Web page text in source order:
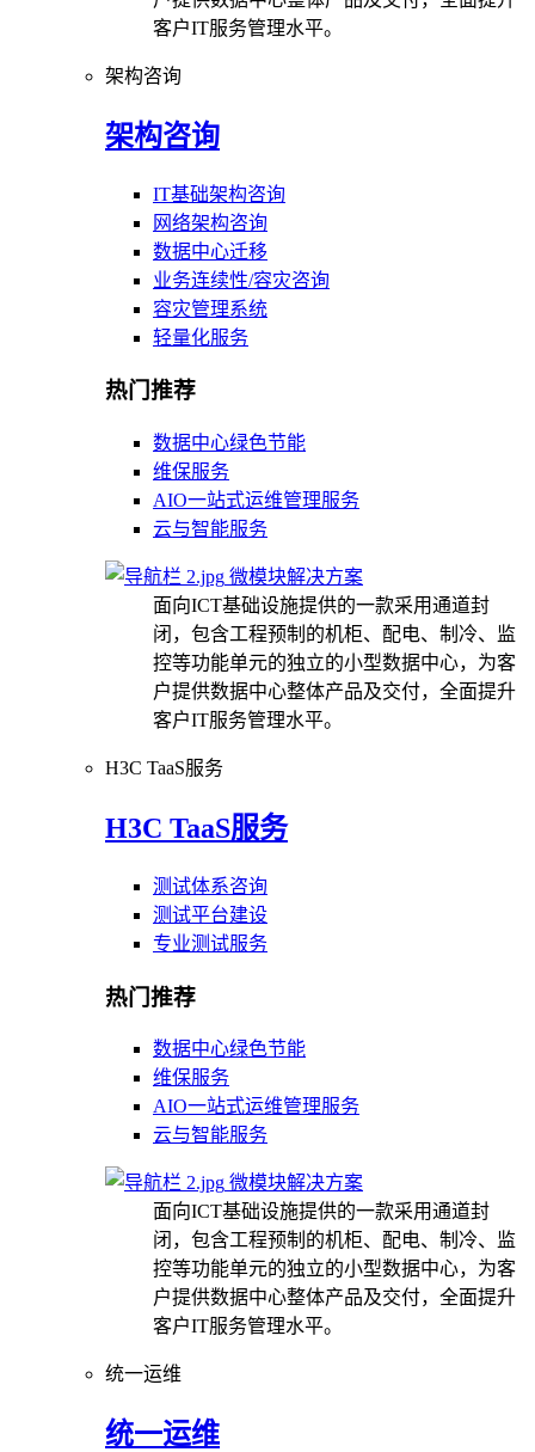
客户IT服务管理水平。
架构咨询
架构咨询
IT基础架构咨询
网络架构咨询
数据中心迁移
业务连续性/容灾咨询
容灾管理系统
轻量化服务
热门推荐
数据中心绿色节能
维保服务
AIO一站式运维管理服务
云与智能服务
微模块解决方案
面向ICT基础设施提供的一款采用通道封
闭，包含工程预制的机柜、配电、制冷、监
控等功能单元的独立的小型数据中心，为客
户提供数据中心整体产品及交付，全面提升
客户IT服务管理水平。
H3C TaaS服务
H3C TaaS服务
测试体系咨询
测试平台建设
专业测试服务
热门推荐
数据中心绿色节能
维保服务
AIO一站式运维管理服务
云与智能服务
微模块解决方案
面向ICT基础设施提供的一款采用通道封
闭，包含工程预制的机柜、配电、制冷、监
控等功能单元的独立的小型数据中心，为客
户提供数据中心整体产品及交付，全面提升
客户IT服务管理水平。
统一运维
统一运维